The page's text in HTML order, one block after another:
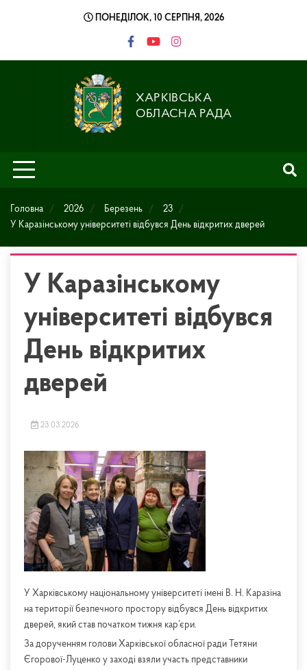
ПОНЕДІЛОК, 10 СЕРПНЯ, 2026
ХАРКІВСЬКА
ОБЛАСНА РАДА
Головна 2026 Березень
23
У Каразінському університеті відбувся День відкритих дверей
У Каразінському
університеті відбувся
День відкритих
дверей
23.03.2026
У Харківському національному університеті імені В. Н. Каразіна
на території безпечного простору відбувся День відкритих
дверей, який став початком тижня кар’єри.
За дорученням голови Харківської обласної ради Тетяни
Єгорової-Луценко у заході взяли участь представники